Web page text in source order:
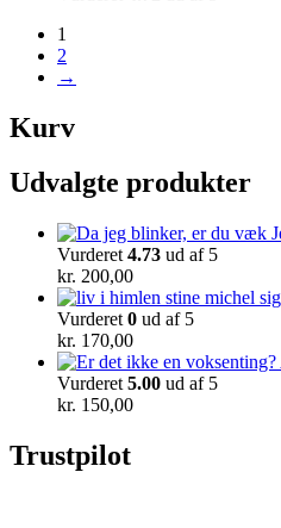
1
2
→
Kurv
Udvalgte produkter
Vurderet 4.73 ud af 5
kr. 200,00
Vurderet 0 ud af 5
kr. 170,00
Vurderet 5.00 ud af 5
kr. 150,00
Trustpilot